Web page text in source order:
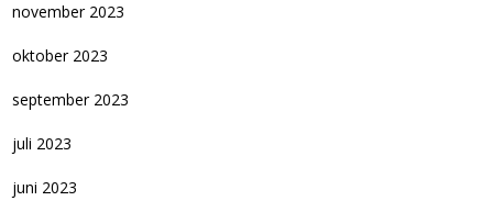
november 2023
oktober 2023
september 2023
juli 2023
juni 2023